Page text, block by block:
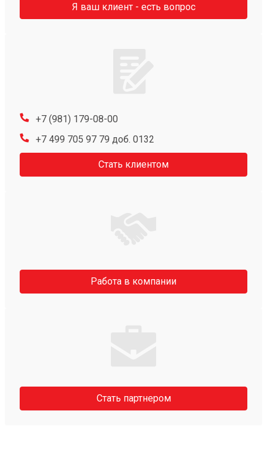
Я ваш клиент - есть вопрос
+7 (981) 179-08-00
+7 499 705 97 79 доб. 0132
Стать клиентом
Работа в компании
Стать партнером